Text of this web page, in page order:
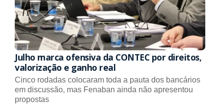
Julho marca ofensiva da CONTEC por direitos,
valorização e ganho real
Cinco rodadas colocaram toda a pauta dos bancários
em discussão, mas Fenaban ainda não apresentou
propostas